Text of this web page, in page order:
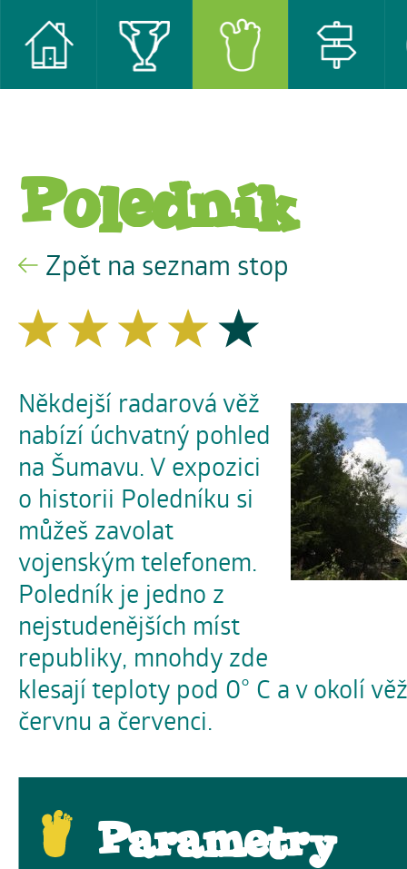
Poledník
Zpět na seznam stop
Někdejší radarová věž
nabízí úchvatný pohled
na Šumavu. V expozici
o historii Poledníku si
můžeš zavolat
vojenským telefonem.
Poledník je jedno z
nejstudenějších míst
republiky, mnohdy zde
klesají teploty pod 0° C a v okolí
červnu a červenci.
Parametry